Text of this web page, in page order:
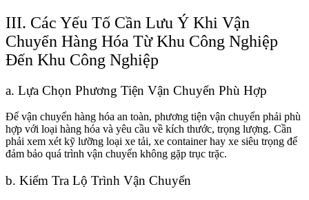
III. Các Yếu Tố Cần Lưu Ý Khi Vận
Chuyển Hàng Hóa Từ Khu Công Nghiệp
Đến Khu Công Nghiệp
a. Lựa Chọn Phương Tiện Vận Chuyển Phù Hợp
Để vận chuyển hàng hóa an toàn, phương tiện vận chuyển phải phù
hợp với loại hàng hóa và yêu cầu về kích thước, trọng lượng. Cần
phải xem xét kỹ lưỡng loại xe tải, xe container hay xe siêu trọng để
đảm bảo quá trình vận chuyển không gặp trục trặc.
b. Kiểm Tra Lộ Trình Vận Chuyển